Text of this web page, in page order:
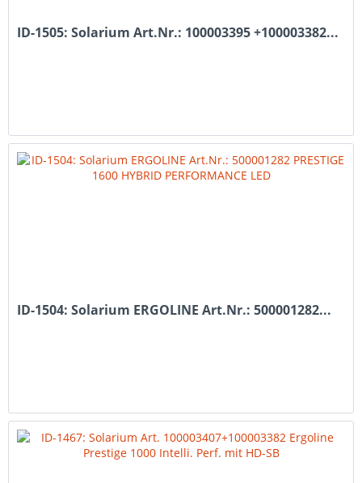
ID-1505: Solarium Art.Nr.: 100003395 +100003382...
ID-1504: Solarium ERGOLINE Art.Nr.: 500001282...